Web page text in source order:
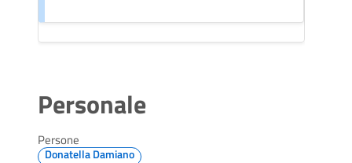
Personale
Persone
Donatella Damiano